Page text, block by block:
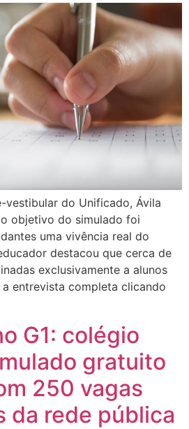
vestibular do Unificado, Ávila
objetivo do simulado foi
uma vivência real do
destacou que cerca de
exclusivamente a alunos
entrevista completa clicando
G1: colégio
gratuito
250 vagas
da rede pública